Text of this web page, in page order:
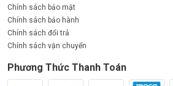
hàng lựa chọn sản phẩm. Vì vậy, chúng
đèn đường LED SL-DL371 với mức giá
chương trình khuyến mãi hấp dẫn giúp
phí.
Dịch vụ chăm sóc khách hàng tận tâm
Chính sách bảo mật
Chính sách bảo hành
Chính sách đổi trả
Chính sách vận chuyển
Phương Thức Thanh Toán